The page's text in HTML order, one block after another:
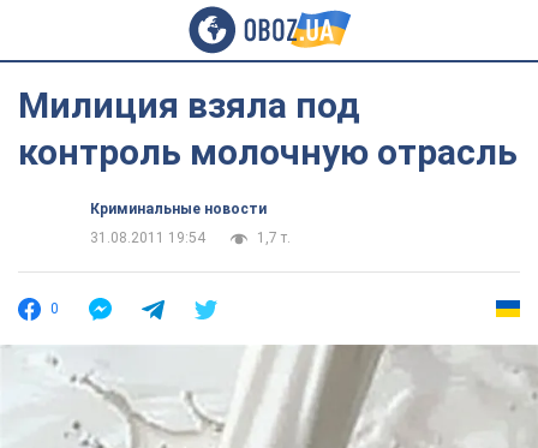
Милиция взяла под
контроль молочную отрасль
Криминальные новости
31.08.2011 19:54
1,7 т.
0